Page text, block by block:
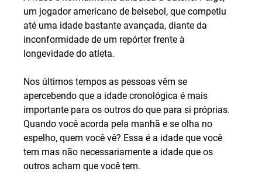
um jogador americano de beisebol, que competiu
até uma idade bastante avançada, diante da
inconformidade de um repórter frente à
longevidade do atleta.
Nos últimos tempos as pessoas vêm se
apercebendo que a idade cronológica é mais
importante para os outros do que para si próprias.
Quando você acorda pela manhã e se olha no
espelho, quem você vê? Essa é a idade que você
tem mas não necessariamente a idade que os
outros acham que você tem.